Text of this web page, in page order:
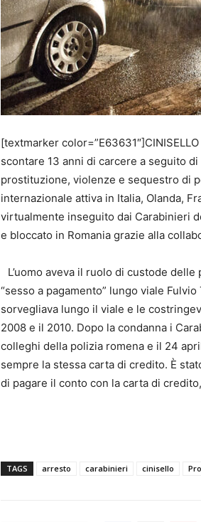
[textmarker
scontare 13 anni di carcere a seguito
prostituzione, violenze e sequestro di
internazionale attiva in Italia, Olanda,
virtualmente inseguito dai Carabinieri
e bloccato in Romania grazie alla
L’uomo aveva il ruolo di custode
“sesso a pagamento” lungo viale
sorvegliava lungo il viale e le
2008 e il 2010. Dopo la condanna i
colleghi della polizia romena e il 24
sempre la stessa carta di credito. È
di pagare il conto con la carta di
TAGS arresto carabinieri cinisello